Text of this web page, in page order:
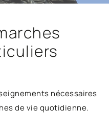
nécessaires
de vie quotidienne.